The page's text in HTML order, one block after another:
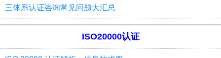
三体系认证咨询常见问题大汇总
ISO20000认证